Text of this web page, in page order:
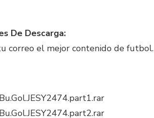
De Descarga:
correo el mejor contenido de futbol.